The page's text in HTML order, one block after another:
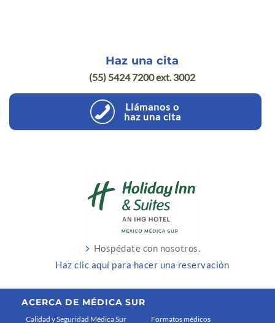
Haz una cita
(55) 5424 7200 ext. 3002
Llámanos o
haz una cita
Hospédate con nosotros.
Haz clic aquí para hacer una reservación
ACERCA DE MÉDICA SUR
Calidad y Seguridad Médica Sur
Formatos médicos